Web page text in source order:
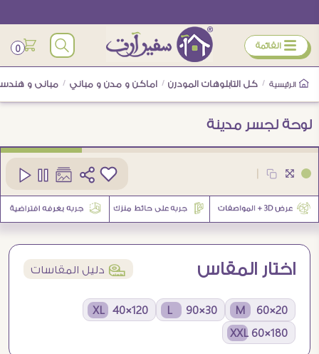
ÿ القائمة 0
الرئيسية / كل التابلوهات المودرن / اماكن و مدن و مباني / مبانى و
لوحة لجسر مدينة
اختار المقاس í دليل المقاسات
20×60 M
30×90 L
120×40 XL
180×60 XXL